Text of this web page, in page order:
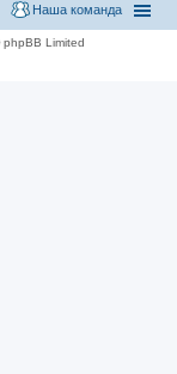
Наша команда
Limited